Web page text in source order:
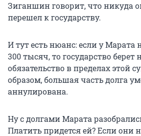
Зиганшин говорит, что никуда
перешел к государству.
И тут есть нюанс: если у Марата
300 тысяч, то государство берет
обязательство в пределах этой
образом, большая часть долга
аннулирована.
Ну с долгами Марата
Платить придется ей? Если они